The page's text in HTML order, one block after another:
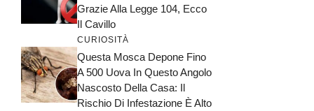
Grazie Alla Legge 104, Ecco
Il Cavillo
CURIOSITÀ
Questa Mosca Depone Fino
A 500 Uova In Questo Angolo
Nascosto Della Casa: Il
Rischio Di Infestazione È Alto